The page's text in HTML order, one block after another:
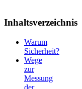
Inhaltsverzeichnis
Warum
Sicherheit?
Wege
zur
Messung
der